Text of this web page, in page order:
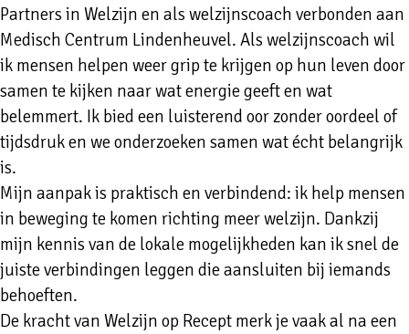
Partners in Welzijn en als welzijnscoach verbonden aan
Medisch Centrum Lindenheuvel. Als welzijnscoach wil
ik mensen helpen weer grip te krijgen op hun leven door
samen te kijken naar wat energie geeft en wat
belemmert. Ik bied een luisterend oor zonder oordeel of
tijdsdruk en we onderzoeken samen wat écht belangrijk
is.
Mijn aanpak is praktisch en verbindend: ik help mensen
in beweging te komen richting meer welzijn. Dankzij
mijn kennis van de lokale mogelijkheden kan ik snel de
juiste verbindingen leggen die aansluiten bij iemands
behoeften.
De kracht van Welzijn op Recept merk je vaak al na een